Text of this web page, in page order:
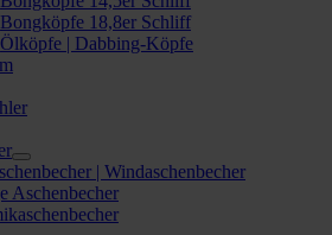
Bongköpfe 18,8er Schliff
Ölköpfe | Dabbing-Köpfe
| Windaschenbecher
Aschenbecher